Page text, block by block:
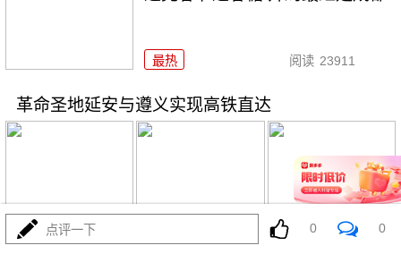
最热 阅读 23911
革命圣地延安与遵义实现高铁直达
最热 22484 01-26
点评一下 0 0